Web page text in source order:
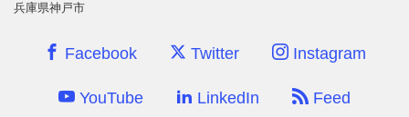
兵庫県神戸市
Facebook Twitter Instagram
YouTube LinkedIn Feed